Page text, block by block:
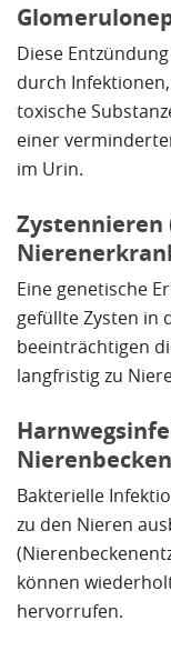
Diese
durch
toxische
einer
im Urin.
Zystennieren
Eine genetische
gefüllte Zysten in
beeinträchtigen
langfristig zu
Bakterielle
zu den Nieren
können
hervorrufen.